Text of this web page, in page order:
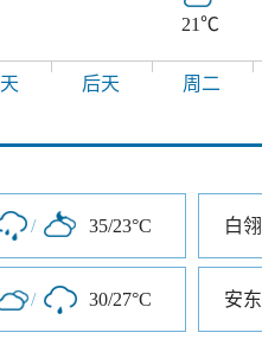
21℃
后天 周二
/ 35/23°C 白
/ 30/27°C 安东